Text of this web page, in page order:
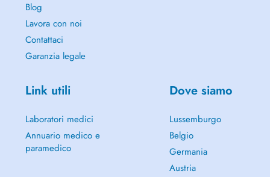
Blog
Lavora con noi
Contattaci
Garanzia legale
Link utili
Laboratori medici
Annuario medico e
paramedico
Dove siamo
Lussemburgo
Belgio
Germania
Austria